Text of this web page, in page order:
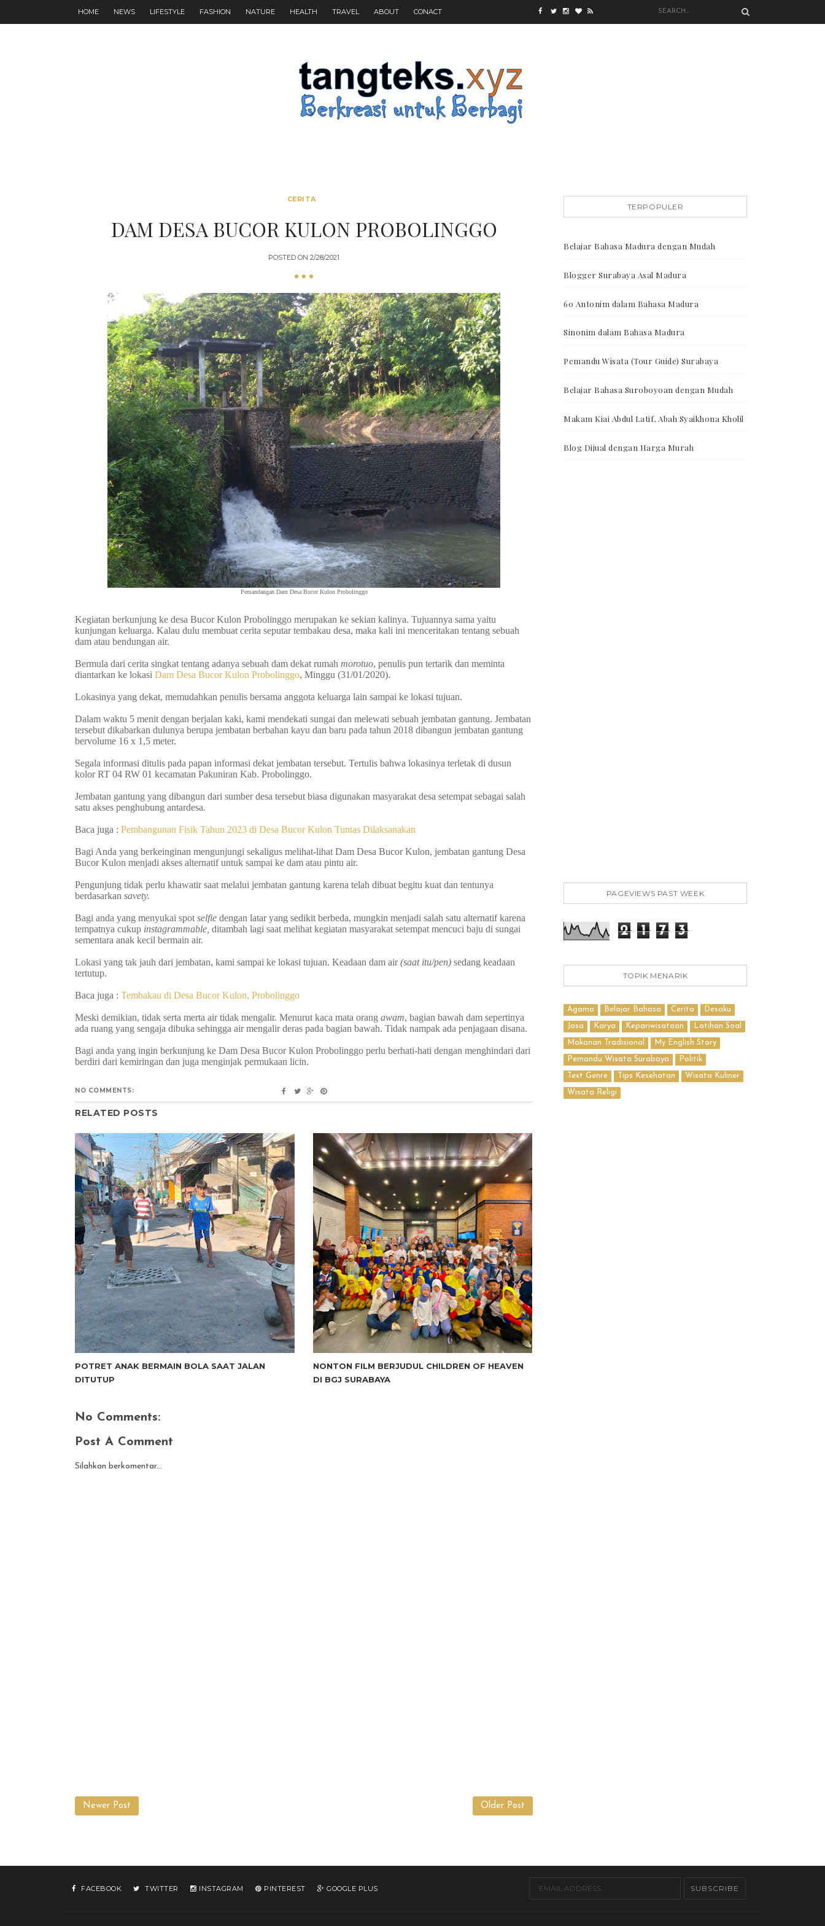
HOME NEWS LIFESTYLE FASHION NATURE HEALTH TRAVEL ABOUT CONACT
CERITA
DAM DESA BUCOR KULON PROBOLINGGO
POSTED ON 2/28/2021
Pemandangan Dam Desa Bucor Kulon Probolinggo
Kegiatan berkunjung ke desa Bucor Kulon Probolinggo merupakan ke sekian kalinya. Tujuannya sama yaitu
kunjungan keluarga. Kalau dulu membuat cerita seputar tembakau desa, maka kali ini menceritakan tentang sebuah
dam atau bendungan air.
Bermula dari cerita singkat tentang adanya sebuah dam dekat rumah morotuo, penulis pun tertarik dan meminta
diantarkan ke lokasi Dam Desa Bucor Kulon Probolinggo, Minggu (31/01/2020).
Lokasinya yang dekat, memudahkan penulis bersama anggota keluarga lain sampai ke lokasi tujuan.
Dalam waktu 5 menit dengan berjalan kaki, kami mendekati sungai dan melewati sebuah jembatan gantung. Jembatan
tersebut dikabarkan dulunya berupa jembatan berbahan kayu dan baru pada tahun 2018 dibangun jembatan gantung
bervolume 16 x 1,5 meter.
Segala informasi ditulis pada papan informasi dekat jembatan tersebut. Tertulis bahwa lokasinya terletak di dusun
kolor RT 04 RW 01 kecamatan Pakuniran Kab. Probolinggo.
Jembatan gantung yang dibangun dari sumber desa tersebut biasa digunakan masyarakat desa setempat sebagai salah
satu akses penghubung antardesa.
Baca juga : Pembangunan Fisik Tahun 2023 di Desa Bucor Kulon Tuntas Dilaksanakan
Bagi Anda yang berkeinginan mengunjungi sekaligus melihat-lihat Dam Desa Bucor Kulon, jembatan gantung Desa
Bucor Kulon menjadi akses alternatif untuk sampai ke dam atau pintu air.
Pengunjung tidak perlu khawatir saat melalui jembatan gantung karena telah dibuat begitu kuat dan tentunya
berdasarkan savety.
Bagi anda yang menyukai spot selfie dengan latar yang sedikit berbeda, mungkin menjadi salah satu alternatif karena
tempatnya cukup instagrammable, ditambah lagi saat melihat kegiatan masyarakat setempat mencuci baju di sungai
sementara anak kecil bermain air.
Lokasi yang tak jauh dari jembatan, kami sampai ke lokasi tujuan. Keadaan dam air(saat itu/pen) sedang keadaan
tertutup.
Baca juga : Tembakau di Desa Bucor Kulon, Probolinggo
Meski demikian, tidak serta merta air tidak mengalir. Menurut kaca mata orang awam, bagian bawah dam sepertinya
ada ruang yang sengaja dibuka sehingga air mengalir deras pada bagian bawah. Tidak nampak ada penjagaan disana.
Bagi anda yang ingin berkunjung ke Dam Desa Bucor Kulon Probolinggo perlu berhati-hati dengan menghindari dari
berdiri dari kemiringan dan juga menginjak permukaan licin.
NO COMMENTS:
RELATED POSTS
POTRET ANAK BERMAIN BOLA SAAT JALAN
DITUTUP
NONTON FILM BERJUDUL CHILDREN OF HEAVEN
DI BGJ SURABAYA
No Comments:
Post A Comment
Silahkan berkomentar...
Newer Post Older Post
TERPOPULER
Belajar Bahasa Madura dengan Mudah
Blogger Surabaya Asal Madura
60 Antonim dalam Bahasa Madura
Sinonim dalam Bahasa Madura
Pemandu Wisata (Tour Guide) Surabaya
Belajar Bahasa Suroboyoan dengan Mudah
Makam Kiai Abdul Latif, Abah Syaikhona Kholil
Blog Dijual dengan Harga Murah
PAGEVIEWS PAST WEEK
2 1 7 3
TOPIK MENARIK
Agama Belajar Bahasa Cerita Desaku
Jasa Karya Kepariwisataan Latihan Soal
Makanan Tradisional My English Story
Pemandu Wisata Surabaya Politik
Text Genre Tips Kesehatan Wisata Kuliner
Wisata Religi
FACEBOOK TWITTER INSTAGRAM PINTEREST GOOGLE PLUS